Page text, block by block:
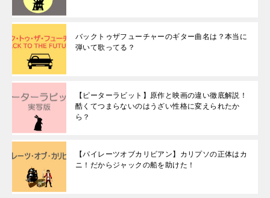
バックトゥザフューチャーのギター曲名は？本当に
弾いて歌ってる？
【ピーターラビット】原作と映画の違い徹底解説！
酷くてつまらないのはうざい性格に変えられたか
ら？
【パイレーツオブカリビアン】カリプソの正体はカ
ニ！だからジャックの船を助けた！